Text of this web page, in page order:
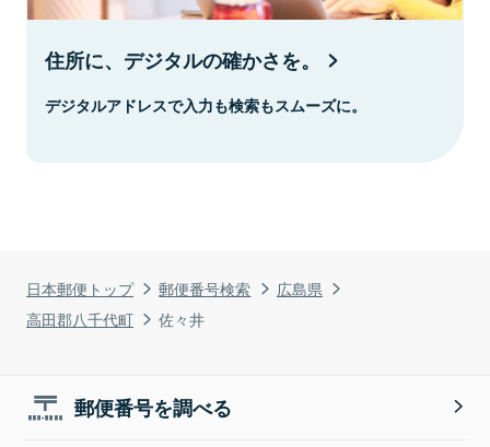
日本郵便トップ 郵便番号検索
広島県
高田郡八千代町
佐々井
住所に、デジタルの確かさを。
デジタルアドレスで入力も検索もスムーズに。
郵便番号を調べる